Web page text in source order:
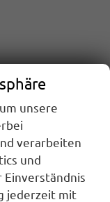
unsere
verarbeiten
und
Einverständnis
jederzeit mit